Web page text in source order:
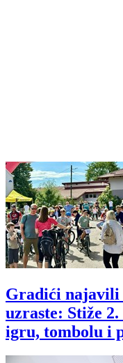
Gradići najavili
uzraste: Stiže
igru, tombolu i